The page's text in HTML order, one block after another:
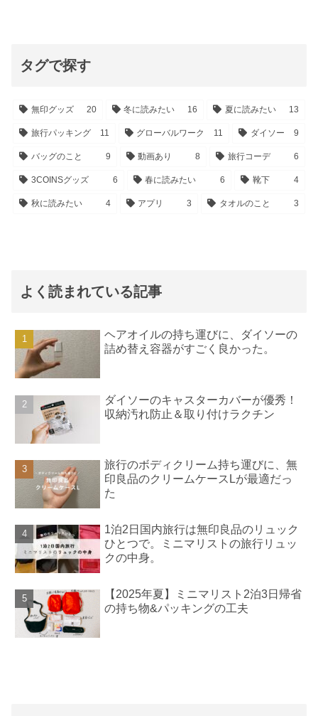
タグで探す
無印グッズ 20 冬に読みたい 16 夏に読みたい 13
旅行パッキング 11 グローバルワーク 11 ダイソー 9
バッグのこと 9 動画あり 8 旅行コーデ 6
3COINSグッズ 6 春に読みたい 6 靴下 4
秋に読みたい 4 アプリ 3 タオルのこと 3
よく読まれている記事
ヘアオイルの持ち運びに、ダイソーの
詰め替え容器がすごく良かった。
ダイソーのキャスターカバーが優秀！
収納汚れ防止＆取り付けラクチン
旅行のボディクリーム持ち運びに、無
印良品のクリームケースLが最適だっ
た
1泊2日国内旅行は無印良品のリュック
ひとつで。ミニマリストの旅行リュッ
クの中身。
【2025年夏】ミニマリスト2泊3日帰省
の持ち物&パッキングの工夫